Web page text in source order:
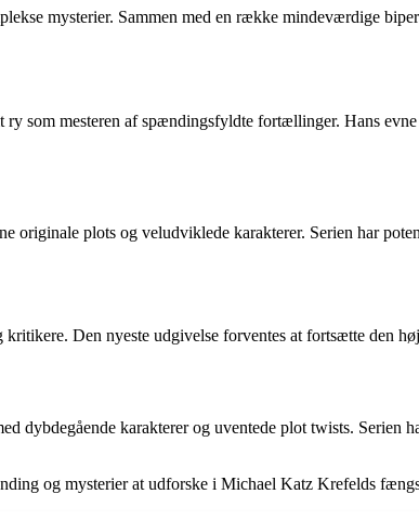
mysterier. Sammen med en række mindeværdige
som mesteren af spændingsfyldte fortællinger. Hans
originale plots og veludviklede karakterer. Serien har
Den nyeste udgivelse forventes at fortsætte den
dybdegående karakterer og uventede plot twists. Serien
og mysterier at udforske i Michael Katz Krefelds